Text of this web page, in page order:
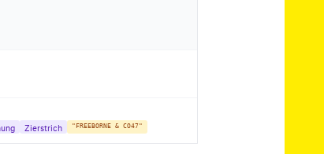
Zierstrich "FREEBORNE & CO47"